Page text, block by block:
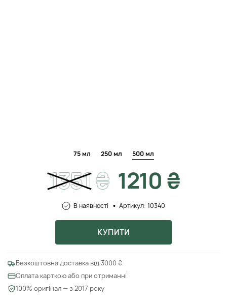
75 мл 250 мл 500 мл
1351₴ 1210 ₴
В наявності Артикул: 10340
КУПИТИ
Безкоштовна доставка від 3000 ₴
Оплата карткою або при отриманні
100% оригінал — з 2017 року